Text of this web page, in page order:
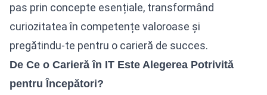
pas prin concepte esențiale, transformând
curiozitatea în competențe valoroase și
pregătindu-te pentru o carieră de succes.
De Ce o Carieră în IT Este Alegerea Potrivită
pentru Începători?